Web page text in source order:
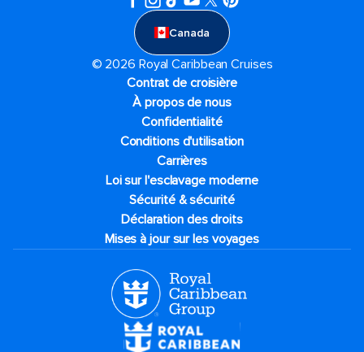
Canada
© 2026 Royal Caribbean Cruises
Contrat de croisière
À propos de nous
Confidentialité
Conditions d'utilisation
Carrières
Loi sur l'esclavage moderne
Sécurité & sécurité
Déclaration des droits
Mises à jour sur les voyages